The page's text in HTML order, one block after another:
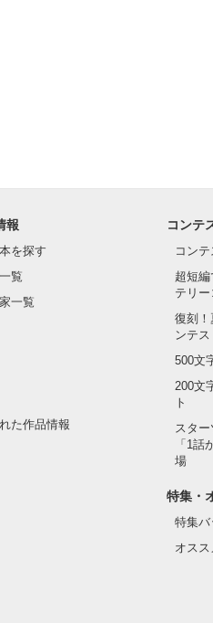
報
を探す
覧
一覧
た作品情報
コンテ
コン
超短
テリー
復刻
ンテ
500文
200文
ト
スタ
「1話
場
特集・
特集バ
オス